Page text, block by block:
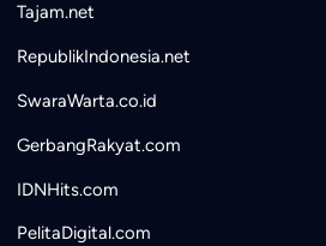
Tajam.net
RepublikIndonesia.net
SwaraWarta.co.id
GerbangRakyat.com
IDNHits.com
PelitaDigital.com